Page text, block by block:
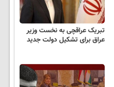
تبریک عراقچی به نخست وزیر
عراق برای تشکیل دولت جدید